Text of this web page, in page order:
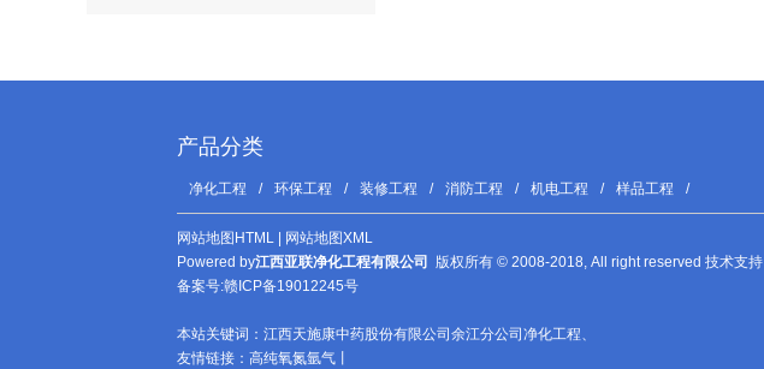
产品分类
净化工程 / 环保工程 / 装修工程 / 消防工程 / 机电工程 / 样品工程 /
网站地图HTML
网站地图XML
Powered by江西亚联净化工程有限公司
版权所有 © 2008-2018, All right reserved 技术支
备案号:赣ICP备19012245号
本站关键词： 江西天施康中药股份有限公司余江分公司净化工程、
友情链接： 高纯氧氮氩气